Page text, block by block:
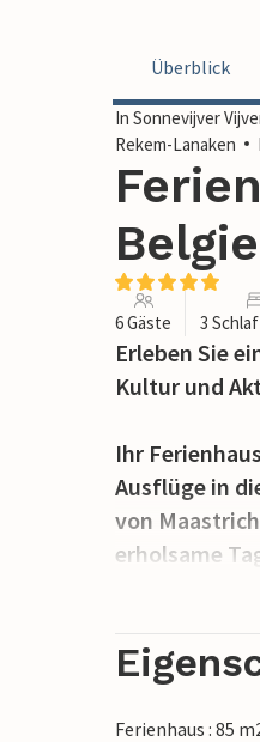
Überblick
In Sonnevijver
Rekem-Lanaken
6 Gäste 3
Erleben Sie
Kultur und
Ihr
Ausflüge in
von
erholsame
offene
wohnliches
Kochen und
Treten Sie
Ferienhaus : 85